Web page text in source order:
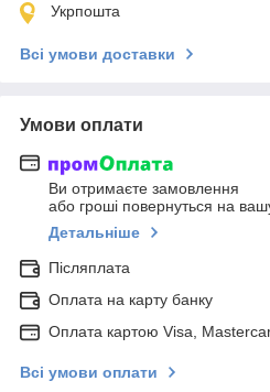
Укрпошта
Всі умови доставки
Умови оплати
Ви отримаєте замовлення
або гроші повернуться на
Детальніше
Післяплата
Оплата на карту банку
Оплата картою Visa,
Всі умови оплати